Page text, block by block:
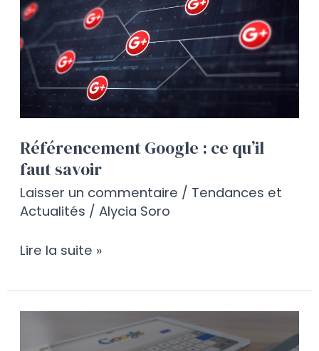
Référencement Google : ce qu’il
faut savoir
Laisser un commentaire / Tendances et
Actualités /Alycia Soro
:
ce
qu’il
faut
savoir
Lire la suite »
erreurs